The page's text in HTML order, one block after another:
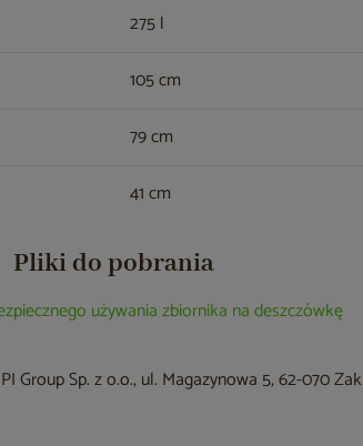
275 l
105 cm
79 cm
41 cm
Pliki do pobrania
używania zbiornika na deszczówkę
Group Sp. z o.o., ul. Magazynowa 5, 62-070